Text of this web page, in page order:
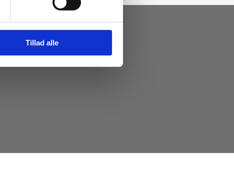
Tillad alle